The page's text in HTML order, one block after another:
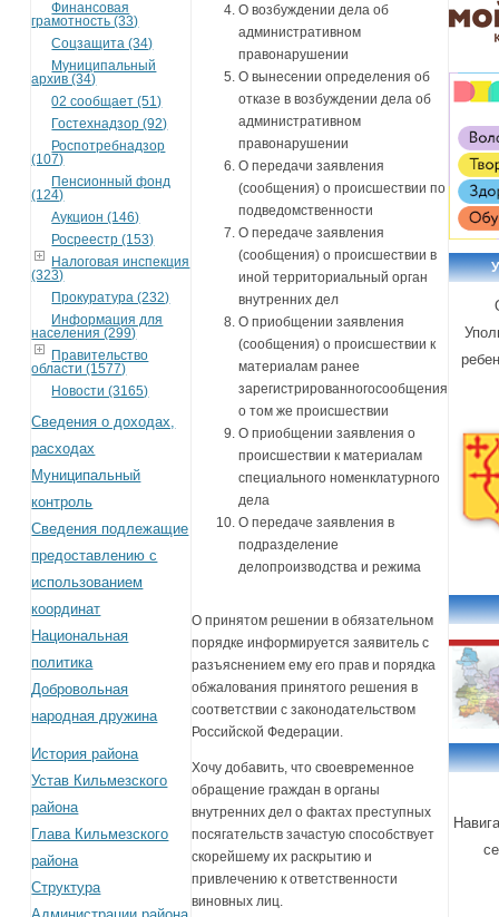
Финансовая
грамотность (33)
Соцзащита (34)
Муниципальный
архив (34)
02 сообщает (51)
Гостехнадзор (92)
Роспотребнадзор
(107)
Пенсионный фонд
(124)
Аукцион (146)
Росреестр (153)
Налоговая инспекция
(323)
Прокуратура (232)
Информация для
населения (299)
Правительство
области (1577)
Новости (3165)
Сведения о доходах,
расходах
Муниципальный
контроль
Сведения подлежащие
предоставлению с
использованием
координат
Национальная
политика
Добровольная
народная дружина
История района
Устав Кильмезского
района
Глава Кильмезского
района
Структура
О возбуждении дела об
административном
правонарушении
О вынесении определения об
отказе в возбуждении дела об
административном
правонарушении
О передачи заявления
(сообщения) о происшествии по
подведомственности
О передаче заявления
(сообщения) о происшествии в
иной территориальный орган
внутренних дел
О приобщении заявления
(сообщения) о происшествии к
материалам ранее
зарегистрированногосообщения
о том же происшествии
О приобщении заявления о
происшествии к материалам
специального номенклатурного
дела
О передаче заявления в
подразделение
делопроизводства и режима
О принятом решении в обязательном
порядке информируется заявитель с
разъяснением ему его прав и порядка
обжалования принятого решения в
соответствии с законодательством
Российской Федерации.
Хочу добавить, что своевременное
обращение граждан в органы
внутренних дел о фактах преступных
посягательств зачастую способствует
скорейшему их раскрытию и
привлечению к ответственности
виновных лиц.